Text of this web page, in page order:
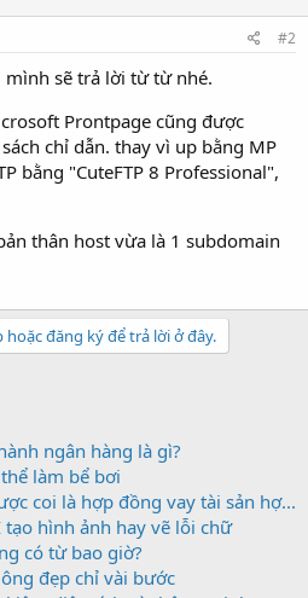
#2
sẽ trả lời từ từ nhé.
Prontpage cũng được
chỉ dẫn. thay vì up bằng MP
bằng "CuteFTP 8 Professional",
thân host vừa là 1 subdomain
hoặc đăng ký để trả lời ở đây.
ngân hàng là gì?
làm bể bơi
coi là hợp đồng vay tài sản hợ...
tạo hình ảnh hay vẽ lỗi chữ
có từ bao giờ?
đẹp chỉ vài bước